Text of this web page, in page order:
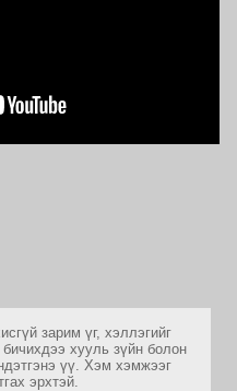
зарим үг, хэллэгийг
хууль зүйн болон
үү. Хэм хэмжээг
эрхтэй.